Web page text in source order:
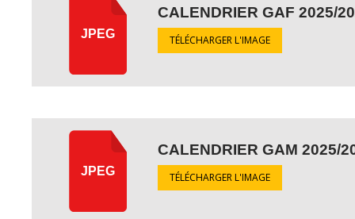
JPEG
CALENDRIER GAF 2025/
TÉLÉCHARGER L'IMAGE
JPEG
CALENDRIER GAM 2025/
TÉLÉCHARGER L'IMAGE